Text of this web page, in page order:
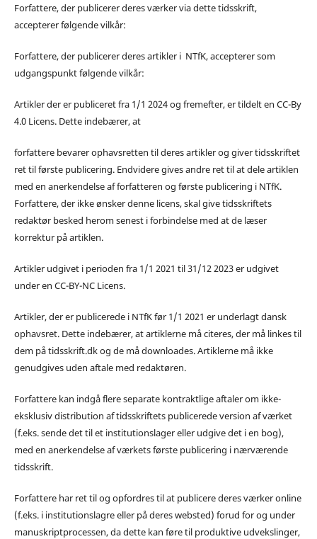
Forfattere, der publicerer deres værker via dette tidsskrift,
accepterer følgende vilkår:
Forfattere, der publicerer deres artikler i NTfK, accepterer som
udgangspunkt følgende vilkår:
Artikler der er publiceret fra 1/1 2024 og fremefter, er tildelt en CC-By
4.0 Licens. Dette indebærer, at
forfattere bevarer ophavsretten til deres artikler og giver tidsskriftet
ret til første publicering. Endvidere gives andre ret til at dele artiklen
med en anerkendelse af forfatteren og første publicering i NTfK.
Forfattere, der ikke ønsker denne licens, skal give tidsskriftets
redaktør besked herom senest i forbindelse med at de læser
korrektur på artiklen.
Artikler udgivet i perioden fra 1/1 2021 til 31/12 2023 er udgivet
under en CC-BY-NC Licens.
Artikler, der er publicerede i NTfK før 1/1 2021 er underlagt dansk
ophavsret. Dette indebærer, at artiklerne må citeres, der må linkes til
dem på tidsskrift.dk og de må downloades. Artiklerne må ikke
genudgives uden aftale med redaktøren.
Forfattere kan indgå flere separate kontraktlige aftaler om ikke-
eksklusiv distribution af tidsskriftets publicerede version af værket
(f.eks. sende det til et institutionslager eller udgive det i en bog),
med en anerkendelse af værkets første publicering i nærværende
tidsskrift.
Forfattere har ret til og opfordres til at publicere deres værker online
(f.eks. i institutionslagre eller på deres websted) forud for og under
manuskriptprocessen, da dette kan føre til produktive udvekslinger,